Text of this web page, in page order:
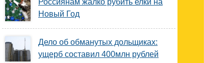
Россиянам жалко рубить елки на
Новый Год
Дело об обманутых дольщиках:
ущерб составил 400млн рублей